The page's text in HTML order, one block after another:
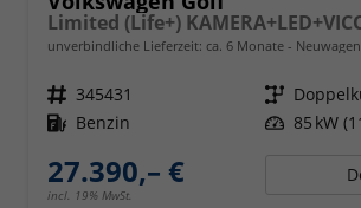
unverbindliche Lieferzeit: ca. 6 Monate Neuwagen
Fahrzeugnr. 345431 Getriebe
Kraftstoff Benzin Leistung 85 kW
27.390,– €
incl. 19% MwSt.